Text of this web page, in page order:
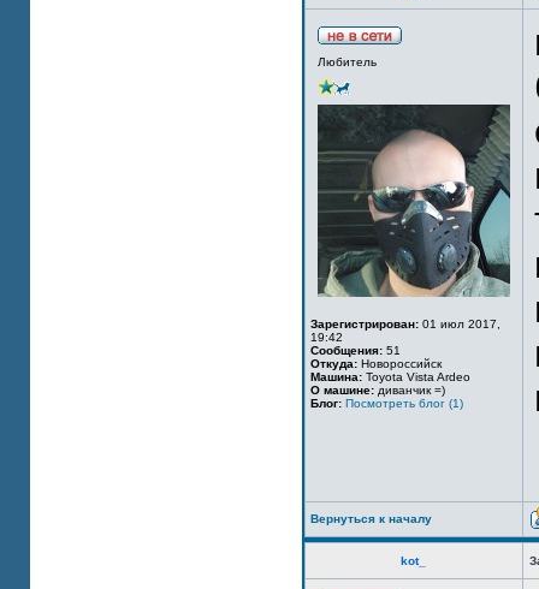
Любитель
Зарегистрирован: 01 июл 2017,
19:42
Сообщения: 51
Откуда: Новороссийск
Машина: Toyota Vista Ardeo
О машине: диванчик =)
Блог: Посмотреть блог (1)
Вернуться к началу
kot_